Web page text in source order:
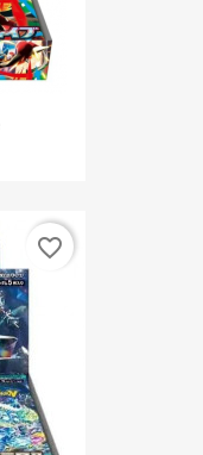
favorite_border